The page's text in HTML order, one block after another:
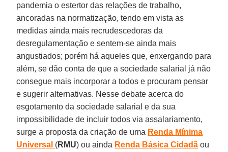
pandemia o estertor das relações de trabalho,
ancoradas na normatização, tendo em vista as
medidas ainda mais recrudescedoras da
desregulamentação e sentem-se ainda mais
angustiados; porém há aqueles que, enxergando para
além, se dão conta de que a sociedade salarial já não
consegue mais incorporar a todos e procuram pensar
e sugerir alternativas. Nesse debate acerca do
esgotamento da sociedade salarial e da sua
impossibilidade de incluir todos via assalariamento,
surge a proposta da criação de uma Renda Mínima
Universal (RMU) ou ainda Renda Básica Cidadã ou